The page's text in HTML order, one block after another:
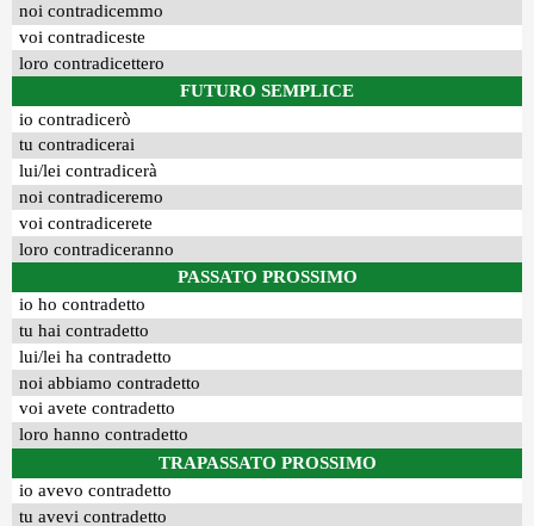
noi contradicemmo
voi contradiceste
loro contradicettero
FUTURO SEMPLICE
io contradicerò
tu contradicerai
lui/lei contradicerà
noi contradiceremo
voi contradicerete
loro contradiceranno
PASSATO PROSSIMO
io ho contradetto
tu hai contradetto
lui/lei ha contradetto
noi abbiamo contradetto
voi avete contradetto
loro hanno contradetto
TRAPASSATO PROSSIMO
io avevo contradetto
tu avevi contradetto